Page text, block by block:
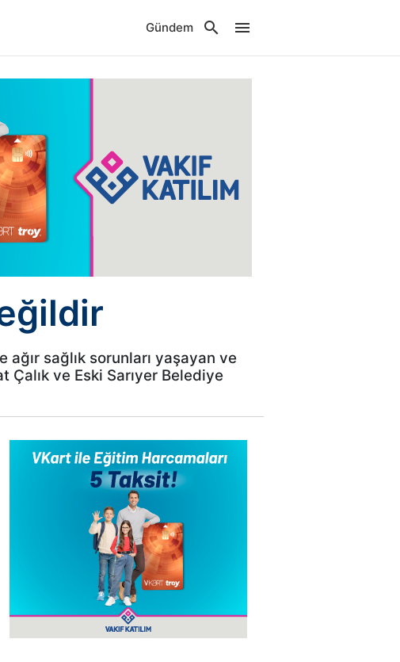
Gündem
sağlık sorunları yaşayan ve
ve Eski Sarıyer Belediye